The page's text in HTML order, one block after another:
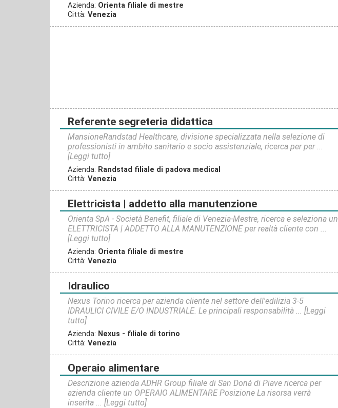
Azienda: Orienta filiale di mestre
Città: Venezia
referente segreteria didattica
MansioneRandstad Healthcare, divisione specializzata nella selezione di
professionisti in ambito sanitario e socio assistenziale, ricerca per per ...
[Leggi tutto]
Azienda: Randstad filiale di padova medical
Città: Venezia
elettricista | addetto alla manutenzione
Orienta SpA - Società Benefit, filiale di Venezia-Mestre, ricerca e seleziona un
ELETTRICISTA | ADDETTO ALLA MANUTENZIONE per realtà cliente con ...
[Leggi tutto]
Azienda: Orienta filiale di mestre
Città: Venezia
idraulico
Nexus Torino ricerca per azienda cliente nel settore dell'edilizia 3-5
IDRAULICI CIVILE E/O INDUSTRIALE. Le principali responsabilità ... [Leggi
tutto]
Azienda: Nexus - filiale di torino
Città: Venezia
operaio alimentare
Descrizione azienda ADHR Group filiale di San Donà di Piave ricerca per
azienda cliente un OPERAIO ALIMENTARE Posizione La risorsa verrà
inserita ... [Leggi tutto]